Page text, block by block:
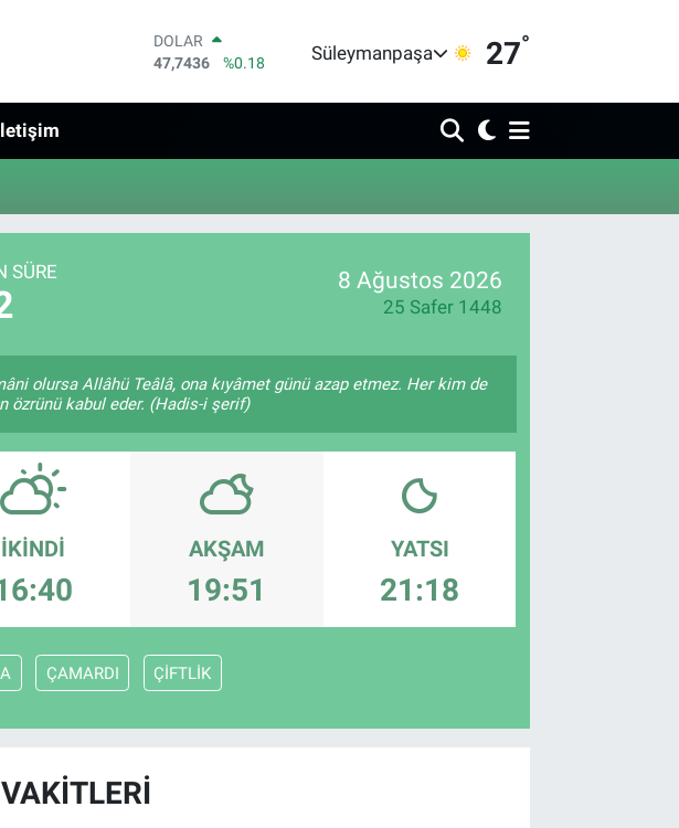
DOLAR
47,7436
%0.18
55,2510
%0.32
BİST100
Süleymanpaşa 27°
SÜRE 8 Ağustos 2026
25 Safer 1448
olursa Allâhü Teâlâ, ona kıyâmet günü azap etmez. Her kim de
özrünü kabul eder. (Hadis-i şerif)
İKINDI AKŞAM
19:51
YATSI
21:18
ÇAMARDI ÇİFTLİK